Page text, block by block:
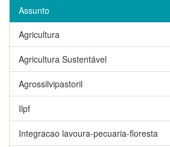
Assunto
Agricultura
Agricultura Sustentável
Agrossilvipastoril
Ilpf
Integracao lavoura-pecuaria-floresta